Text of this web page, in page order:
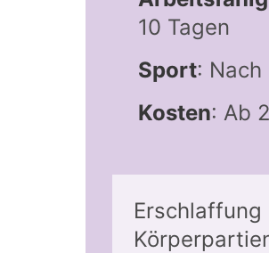
10 Tagen
Sport: Nach
Kosten: Ab